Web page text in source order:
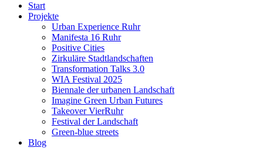
Start
Projekte
Urban Experience Ruhr
Manifesta 16 Ruhr
Positive Cities
Zirkuläre Stadtlandschaften
Transformation Talks 3.0
WIA Festival 2025
Biennale der urbanen Landschaft
Imagine Green Urban Futures
Takeover VierRuhr
Festival der Landschaft
Green-blue streets
Blog